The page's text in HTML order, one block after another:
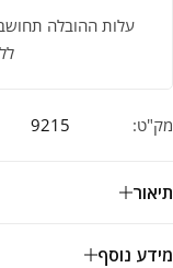
עלות ההובלה
מק"ט: 9215
תיאור
מידע נוסף